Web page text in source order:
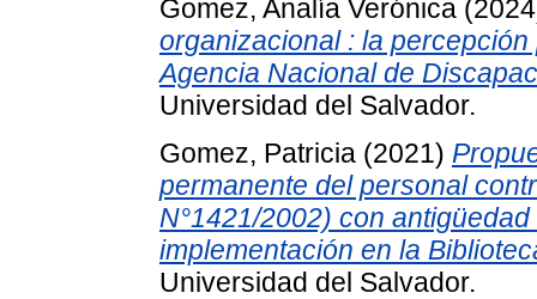
Gomez, Analía Verónica
organizacional : la
Agencia Nacional de
Universidad del Salvador.
Gomez, Patricia (2021)
permanente del personal
N°1421/2002) con
implementación en la
Universidad del Salvador.